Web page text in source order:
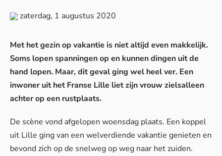
zaterdag, 1 augustus 2020
Met het gezin op vakantie is niet altijd even makkelijk.
Soms lopen spanningen op en kunnen dingen uit de
hand lopen. Maar, dit geval ging wel heel ver. Een
inwoner uit het Franse Lille liet zijn vrouw zielsalleen
achter op een rustplaats.
De scène vond afgelopen woensdag plaats. Een koppel
uit Lille ging van een welverdiende vakantie genieten en
bevond zich op de snelweg op weg naar het zuiden.